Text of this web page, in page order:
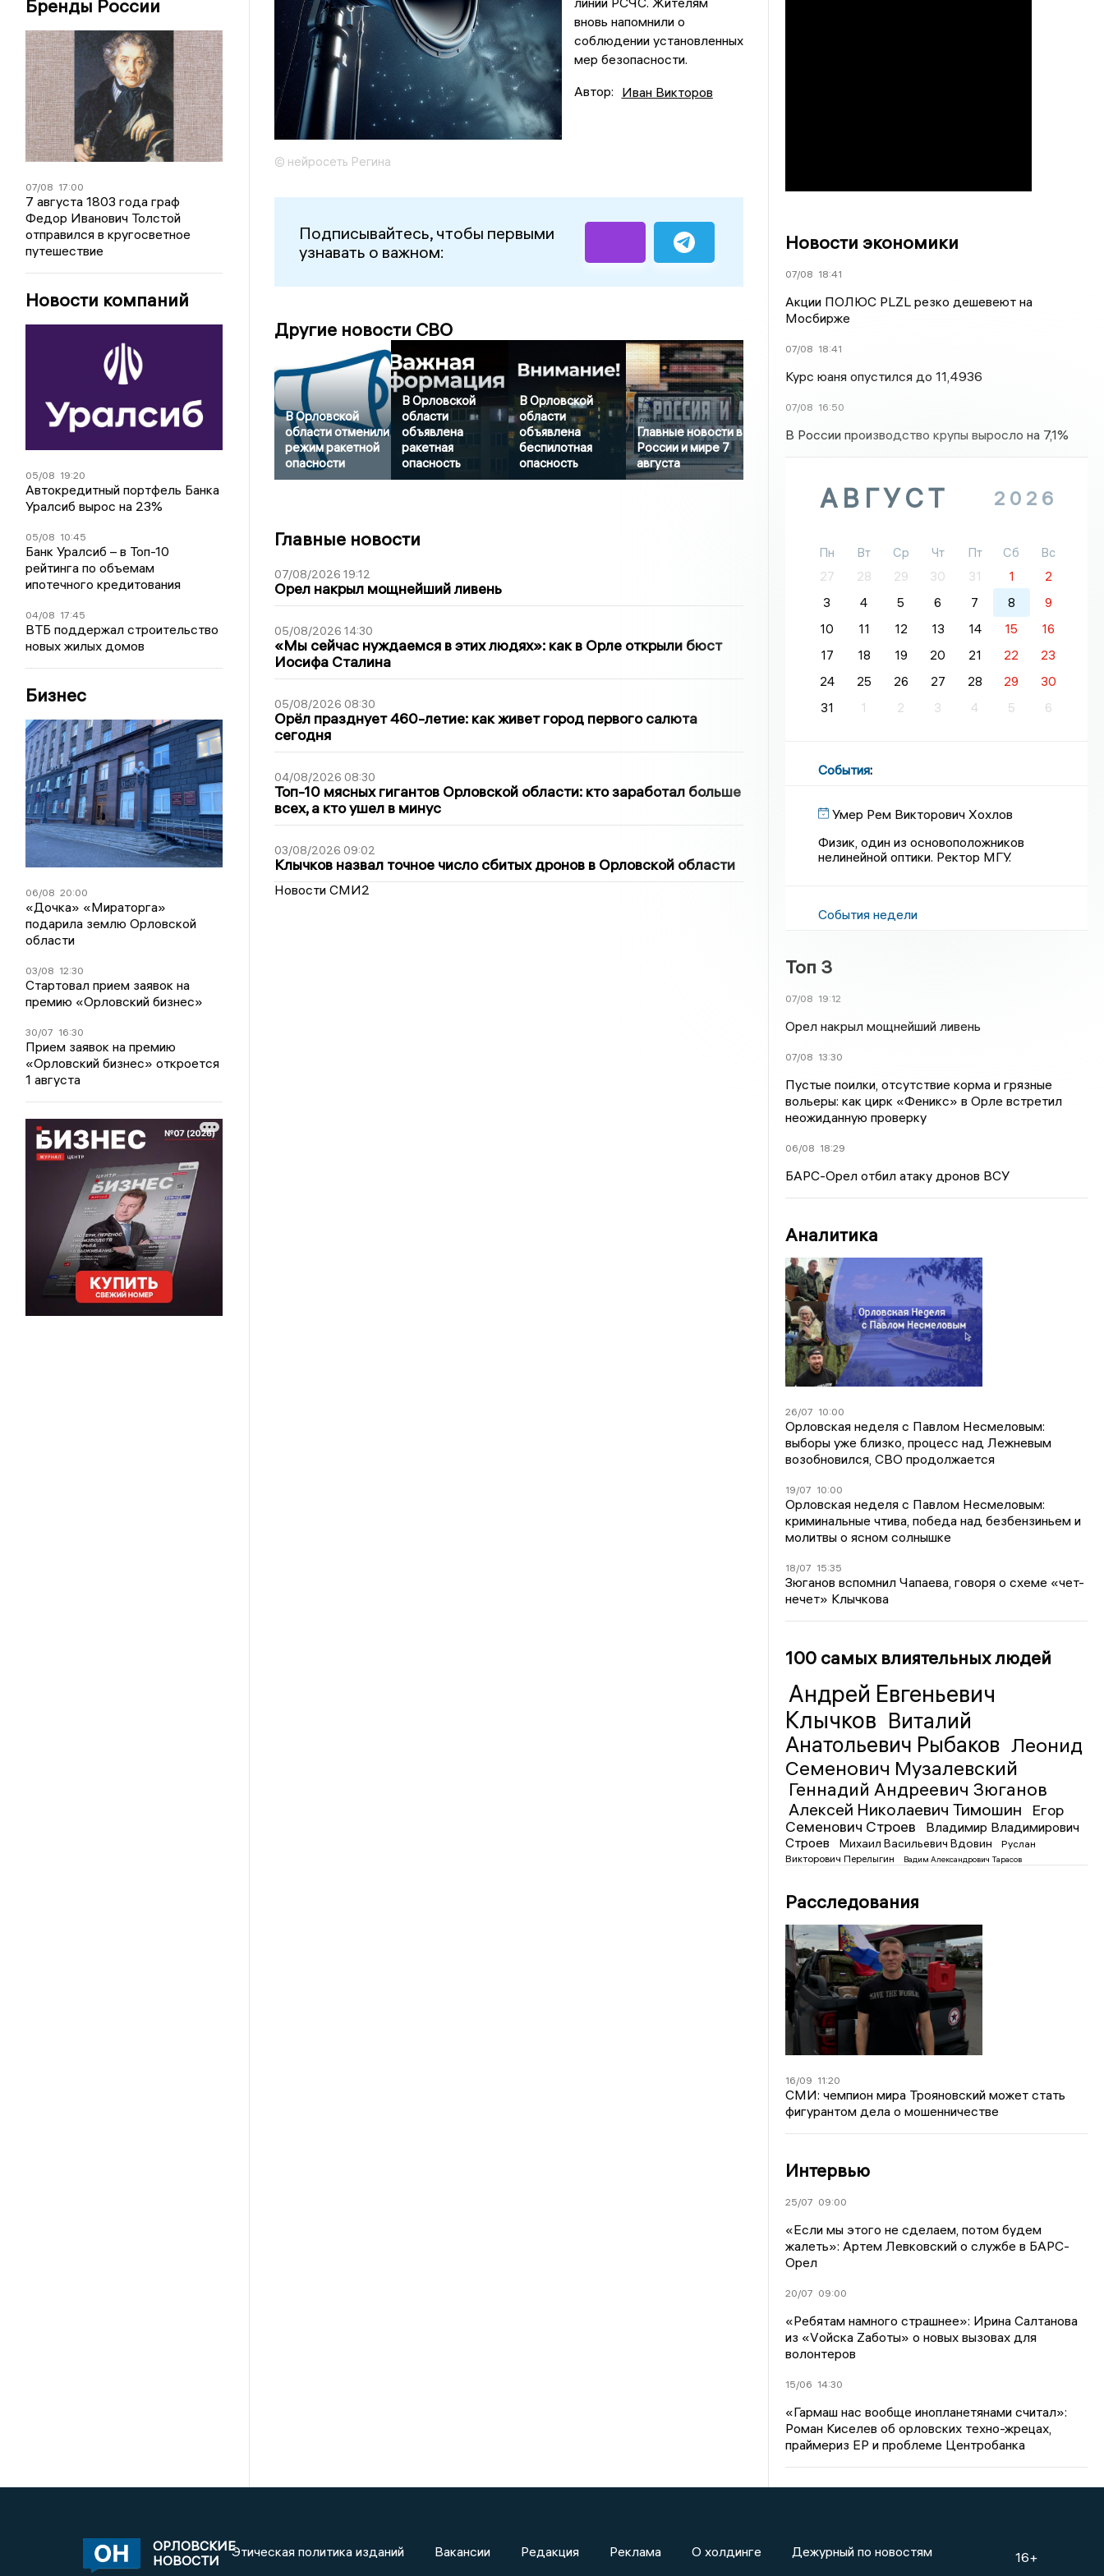
Бренды России
07/08 17:00
7 августа 1803 года граф
Федор Иванович Толстой
отправился в кругосветное
путешествие
Новости компаний
05/08 19:20
Автокредитный портфель Банка
Уралсиб вырос на 23%
05/08 10:45
Банк Уралсиб – в Топ-10
рейтинга по объемам
ипотечного кредитования
04/08 17:45
ВТБ поддержал строительство
новых жилых домов
Бизнес
06/08 20:00
«Дочка» «Мираторга»
подарила землю Орловской
области
03/08 12:30
Стартовал прием заявок на
премию «Орловский бизнес»
30/07 16:30
Прием заявок на премию
«Орловский бизнес» откроется
1 августа
© нейросеть Регина
вновь напомнили о
соблюдении установленных
мер безопасности.
Автор: Иван Викторов
Подписывайтесь, чтобы первыми
узнавать о важном:
Другие новости СВО
В Орловской
области отменили
режим ракетной
опасности
В Орловской
области
объявлена
ракетная
опасность
В Орловской
области
объявлена
беспилотная
опасность
Главные новости в
России и мире 7
августа
Главные новости
07/08/2026 19:12
Орел накрыл мощнейший ливень
05/08/2026 14:30
«Мы сейчас нуждаемся в этих людях»: как в Орле открыли бюст
Иосифа Сталина
05/08/2026 08:30
Орёл празднует 460-летие: как живет город первого салюта
сегодня
04/08/2026 08:30
Топ-10 мясных гигантов Орловской области: кто заработал больше
всех, а кто ушел в минус
03/08/2026 09:02
Клычков назвал точное число сбитых дронов в Орловской области
Новости СМИ2
Новости экономики
07/08 18:41
Акции ПОЛЮС PLZL резко дешевеют на
Мосбирже
07/08 18:41
Курс юаня опустился до 11,4936
07/08 16:50
В России производство крупы выросло на 7,1%
АВГУСТ 2026
Пн Вт Ср Чт Пт Сб
Вс
27
28 29 30 31 1
2
3
4 5 6 7 8
9
10
11 12 13 14 15
16
17
18 19 20 21 22
23
24
25 26 27 28 29
30
31
1 2 3 4 5 6
События:
Умер Рем Викторович Хохлов
Физик, один из основоположников
нелинейной оптики. Ректор МГУ.
События недели
Топ 3
07/08 19:12
Орел накрыл мощнейший ливень
07/08 13:30
Пустые поилки, отсутствие корма и грязные
вольеры: как цирк «Феникс» в Орле встретил
неожиданную проверку
06/08 18:29
БАРС-Орел отбил атаку дронов ВСУ
Аналитика
26/07 10:00
Орловская неделя с Павлом Несмеловым:
выборы уже близко, процесс над Лежневым
возобновился, СВО продолжается
19/07 10:00
Орловская неделя с Павлом Несмеловым:
криминальные чтива, победа над безбензиньем и
молитвы о ясном солнышке
18/07 15:35
Зюганов вспомнил Чапаева, говоря о схеме «чет-
нечет» Клычкова
100 самых влиятельных людей
Андрей Евгеньевич
Клычков Виталий
Анатольевич Рыбаков Леонид
Семенович Музалевский
Геннадий Андреевич Зюганов
Алексей Николаевич Тимошин
Егор
Семенович Строев
Владимир Владимирович
Строев
Михаил Васильевич Вдовин
Руслан
Викторович Перелыгин
Вадим Александрович Тарасов
Расследования
16/09 11:20
СМИ: чемпион мира Трояновский может стать
фигурантом дела о мошенничестве
Интервью
25/07 09:00
«Если мы этого не сделаем, потом будем
жалеть»: Артем Левковский о службе в БАРС-
Орел
20/07 09:00
«Ребятам намного страшнее»: Ирина Салтанова
из «Vойска Zаботы» о новых вызовах для
волонтеров
15/06 14:30
«Гармаш нас вообще инопланетянами считал»:
Роман Киселев об орловских техно-жрецах,
праймериз ЕР и проблеме Центробанка
ОРЛОВСКИЕ
НОВОСТИ
Этическая политика изданий Вакансии Редакция Реклама О холдинге Дежурный по новостям 16+